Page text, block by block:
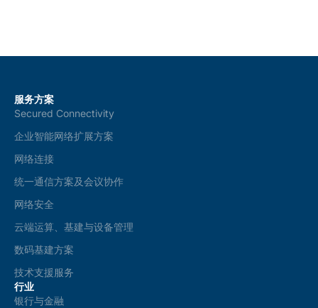
*
服务方案
Secured Connectivity
企业智能网络扩展方案
网络连接
统一通信方案及会议协作
网络安全
云端运算、基建与设备管理
数码基建方案
技术支援服务
行业
银行与金融